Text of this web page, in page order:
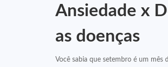
Ansiedade x
as doenças
Você sabia que setembro é um mês